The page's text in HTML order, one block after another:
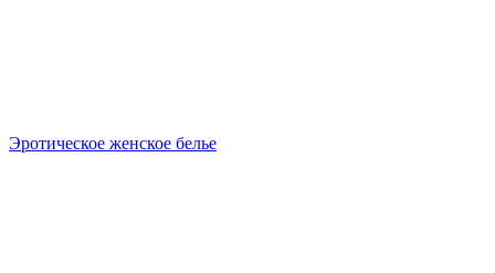
Эротическое женское белье